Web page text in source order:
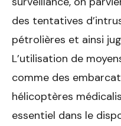
des tentatives
pétrolières et ainsi
L’utilisation de
comme des
hélicoptères
essentiel dans le